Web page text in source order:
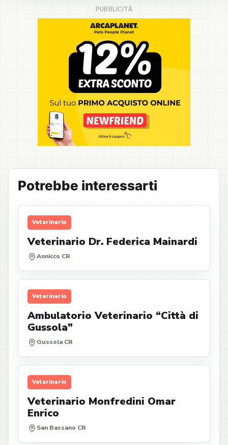
Potrebbe interessarti
Veterinario
Veterinario Dr. Federica Mainardi
Annicco CR
Veterinario
Ambulatorio Veterinario “Città di
Gussola”
Gussola CR
Veterinario
Veterinario Monfredini Omar
Enrico
San Bassano CR